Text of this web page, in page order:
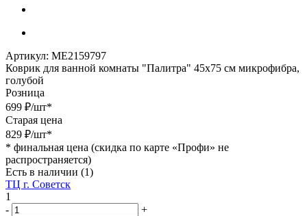
Артикул: МЕ2159797
Коврик для ванной комнаты "Палитра" 45х75 см микрофибра,
голубой
Розница
699 ₽/шт*
Старая цена
829 ₽/шт*
* финальная цена (скидка по карте «Профи» не
распространяется)
Есть в наличии (1)
ТЦ г. Советск
1
-
+